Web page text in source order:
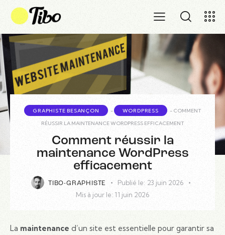
GRAPHISTE BESANÇON - WORDPRESS - COMMENT
RÉUSSIR LA MAINTENANCE WORDPRESS EFFICACEMENT
Comment réussir la
maintenance WordPress
efficacement
TIBO-GRAPHISTE Publié le: 23 juin 2026
Mis à jour le: 11 juin 2026
La maintenance d’un site est essentielle pour garantir sa